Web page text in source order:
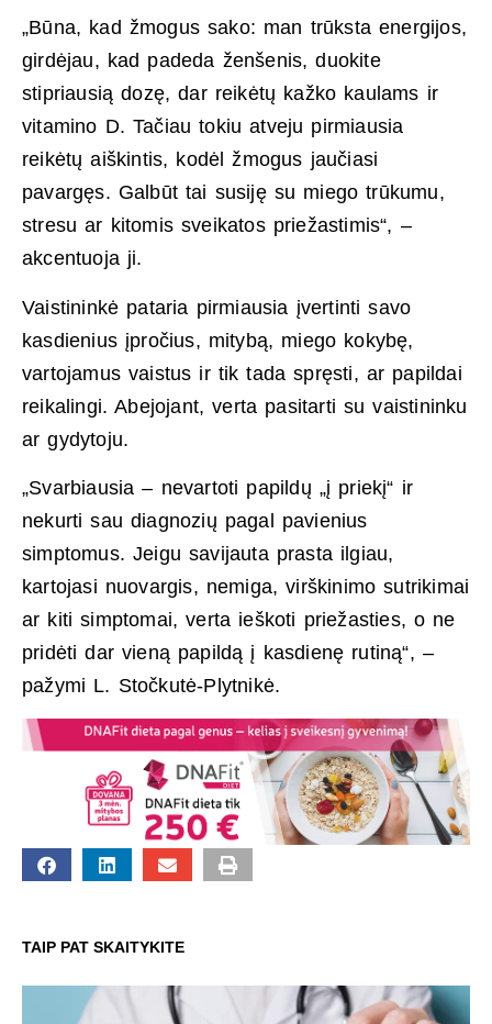
„Būna, kad žmogus sako: man trūksta energijos,
girdėjau, kad padeda ženšenis, duokite
stipriausią dozę, dar reikėtų kažko kaulams ir
vitamino D. Tačiau tokiu atveju pirmiausia
reikėtų aiškintis, kodėl žmogus jaučiasi
pavargęs. Galbūt tai susiję su miego trūkumu,
stresu ar kitomis sveikatos priežastimis“, –
akcentuoja ji.
Vaistininkė pataria pirmiausia įvertinti savo
kasdienius įpročius, mitybą, miego kokybę,
vartojamus vaistus ir tik tada spręsti, ar papildai
reikalingi. Abejojant, verta pasitarti su vaistininku
ar gydytoju.
„Svarbiausia – nevartoti papildų „į priekį“ ir
nekurti sau diagnozių pagal pavienius
simptomus. Jeigu savijauta prasta ilgiau,
kartojasi nuovargis, nemiga, virškinimo sutrikimai
ar kiti simptomai, verta ieškoti priežasties, o ne
pridėti dar vieną papildą į kasdienę rutiną“, –
pažymi L. Stočkutė-Plytnikė.
TAIP PAT SKAITYKITE